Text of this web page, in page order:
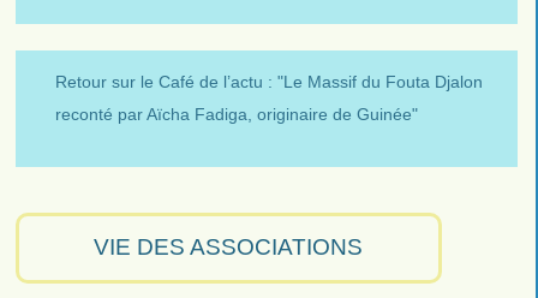
Retour sur le Café de l’actu : "Le Massif du Fouta Djalon
reconté par Aïcha Fadiga, originaire de Guinée"
VIE DES ASSOCIATIONS